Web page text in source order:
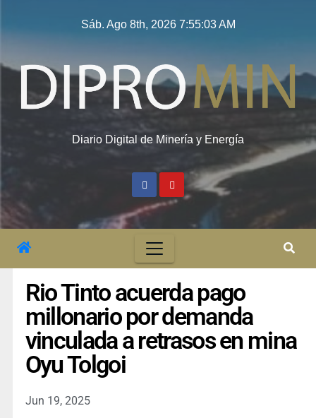
Sáb. Ago 8th, 2026 7:55:04 AM
Diario Digital de Minería y Energía
Rio Tinto acuerda pago
millonario por demanda
vinculada a retrasos en mina
Oyu Tolgoi
Jun 19, 2025